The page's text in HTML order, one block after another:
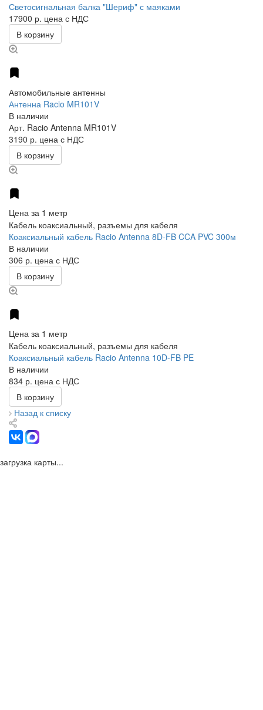
Светосигнальная балка "Шериф" с маяками
17900 р. цена с НДС
В корзину
Автомобильные антенны
Антенна Racio MR101V
В наличии
Арт. Racio Antenna MR101V
3190 р. цена с НДС
В корзину
Цена за 1 метр
Кабель коаксиальный, разъемы для кабеля
Коаксиальный кабель Racio Antenna 8D-FB CCA PVC 300м
В наличии
306 р. цена с НДС
В корзину
Цена за 1 метр
Кабель коаксиальный, разъемы для кабеля
Коаксиальный кабель Racio Antenna 10D-FB PE
В наличии
834 р. цена с НДС
В корзину
Назад к списку
загрузка карты...